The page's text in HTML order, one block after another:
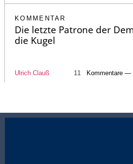
KOMMENTAR
Die letzte Patrone der
die Kugel
Ulrich Clauß 11 Kommentare —